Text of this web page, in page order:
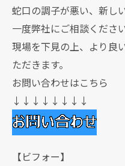
蛇口の調子が悪い、新し
一度弊社にご相談ください
現場を下見の上、より良
ただきます。
お問い合わせはこちら
↓↓↓↓↓↓↓↓
【ビフォ